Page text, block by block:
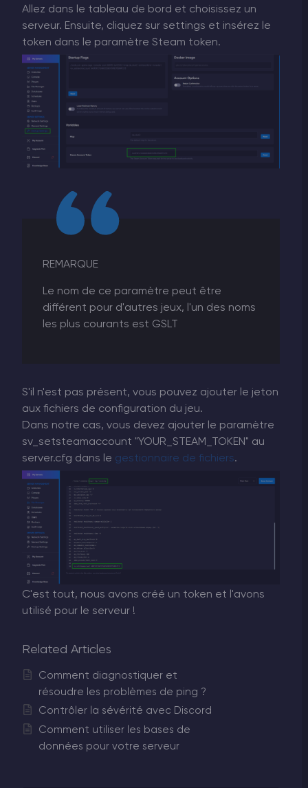
Allez dans le tableau de bord et choisissez un
serveur. Ensuite, cliquez sur settings et insérez le
token dans le paramètre Steam token.
REMARQUE
Le nom de ce paramètre peut être
différent pour d'autres jeux, l'un des noms
les plus courants est GSLT
S'il n'est pas présent, vous pouvez ajouter le jeton
aux fichiers de configuration du jeu.
Dans notre cas, vous devez ajouter le paramètre
sv_setsteamaccount "YOUR_STEAM_TOKEN" au
server.cfg dans le gestionnaire de fichiers.
C'est tout, nous avons créé un token et l'avons
utilisé pour le serveur !
Related Articles
Comment diagnostiquer et
résoudre les problèmes de ping ?
Contrôler la sévérité avec Discord
Comment utiliser les bases de
données pour votre serveur